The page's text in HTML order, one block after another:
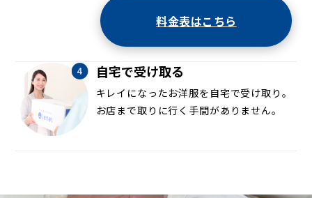
料金表はこちら
自宅で受け取る
キレイになったお洋服を自宅で受け取り。
お店まで取りに行く手間がありません。